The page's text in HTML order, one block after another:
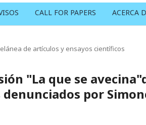
CALL FOR PAPERS ACERCA
de artículos y ensayos científicos
"La que se
por